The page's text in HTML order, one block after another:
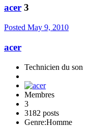
acer 3
Posted May 9, 2010
acer
Technicien du son
Membres
3
3182 posts
Genre:Homme